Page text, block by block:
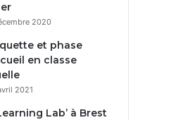
2020
et phase
en classe
2021
Lab’ à Brest